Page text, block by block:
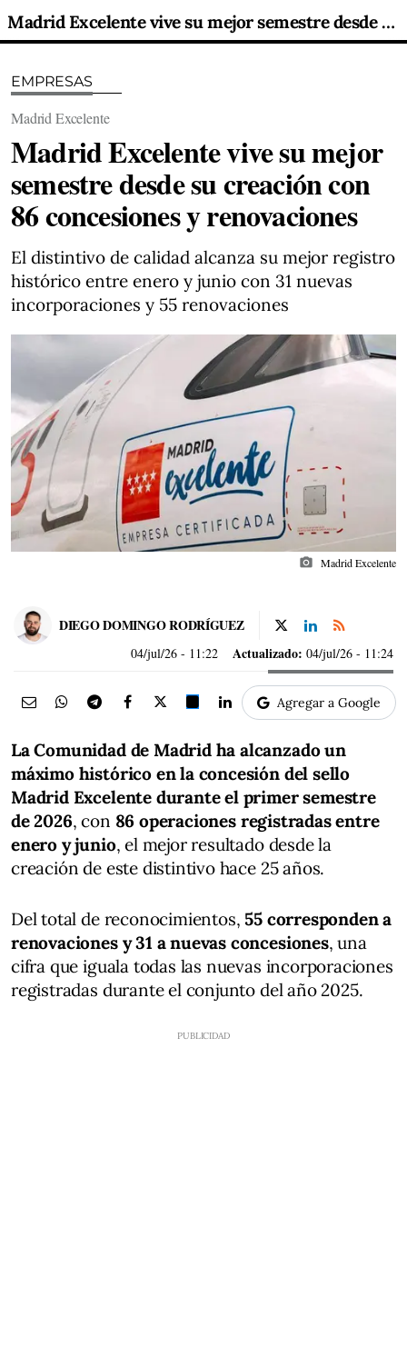
Madrid Excelente vive su mejor semestre desde su creación con 86 concesiones y renovaciones
EMPRESAS
Madrid Excelente
Madrid Excelente vive su mejor
semestre desde su creación con
86 concesiones y renovaciones
El distintivo de calidad alcanza su mejor registro
histórico entre enero y junio con 31 nuevas
incorporaciones y 55 renovaciones
photo_camera Madrid Excelente
DIEGO DOMINGO RODRÍGUEZ
04/jul/26 - 11:22 Actualizado: 04/jul/26 - 11:24
Agregar a Google
La Comunidad de Madrid ha alcanzado un
máximo histórico en la concesión del sello
Madrid Excelente durante el primer semestre
de 2026, con 86 operaciones registradas entre
enero y junio, el mejor resultado desde la
creación de este distintivo hace 25 años.
Del total de reconocimientos,55 corresponden a
renovaciones y 31 a nuevas concesiones, una
cifra que iguala todas las nuevas incorporaciones
registradas durante el conjunto del año 2025.